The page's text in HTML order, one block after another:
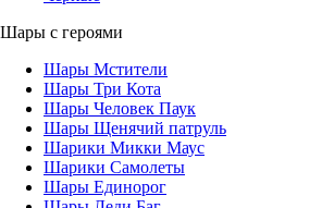
Шары с героями
Шары Мстители
Шары Три Кота
Шары Человек Паук
Шары Щенячий патруль
Шарики Микки Маус
Шарики Самолеты
Шары Единорог